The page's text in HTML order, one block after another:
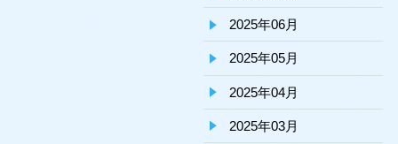
2025年06月
2025年05月
2025年04月
2025年03月